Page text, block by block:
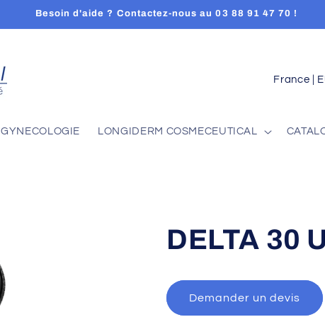
Besoin d'aide ? Contactez-nous au 03 88 91 47 70 !
GYNECOLOGIE LONGIDERM COSMECEUTICAL
P
g
i
n
DELTA 30
Demander un devis